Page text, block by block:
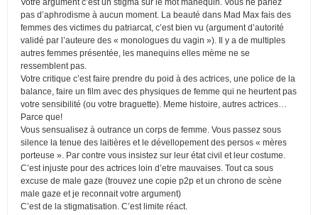
pas d’aphrodisme à aucun moment. La beauté dans Mad Max fais des
femmes des victimes du patriarcat, c’est bien vu (argument d’autorité
validé par l’auteure des « monologues du vagin »). Il y a de multiples
autres femmes présentée, les manequins elles mème ne se
ressemblent pas.
Votre critique c’est faire prendre du poid à des actrices, une police de la
balance, faire un film avec des physiques de femme qui ne heurtent pas
votre sensibilité (ou votre braguette). Meme histoire, autres actrices…
Parce que!
Vous sensualisez à outrance un corps de femme. Vous passez sous
silence la tenue des laitières et le dévellopement des persos « mères
porteuse ». Par contre vous insistez sur leur état civil et leur costume.
C’est injuste pour des actrices loin d’etre mauvaises. Tout ca sous
excuse de male gaze (trouvez une copie p2p et un chrono de scène
male gaze et je reconnait votre argument)
C’est de la stigmatisation. C’est limite réact.